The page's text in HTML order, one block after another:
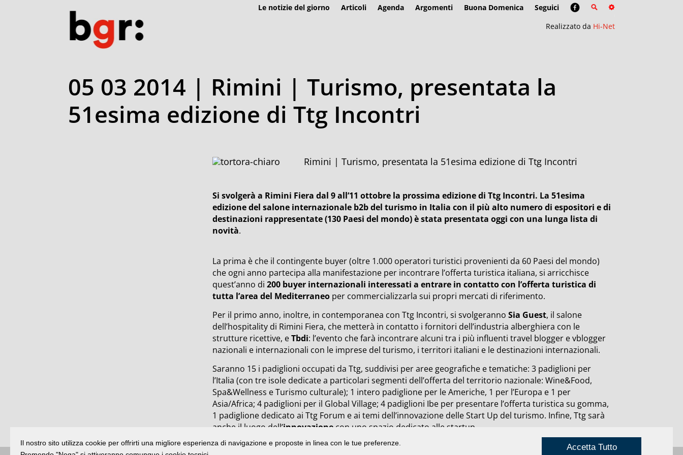
Le notizie del giorno Articoli Agenda Argomenti Buona Domenica
Seguici
Realizzato da Hi-Net
05 03 2014 | Rimini | Turismo, presentata la
51esima edizione di Ttg Incontri
Rimini | Turismo, presentata la 51esima edizione di Ttg Incontri
Si svolgerà a Rimini Fiera dal 9 all’11 ottobre la prossima edizione di Ttg Incontri. La 51esima
edizione del salone internazionale b2b del turismo in Italia con il più alto numero di espositori e di
destinazioni rappresentate (130 Paesi del mondo) è stata presentata oggi con una lunga lista di
novità.
La prima è che il contingente buyer (oltre 1.000 operatori turistici provenienti da 60 Paesi del mondo)
che ogni anno partecipa alla manifestazione per incontrare l’offerta turistica italiana, si arricchisce
quest’anno di 200 buyer internazionali interessati a entrare in contatto con l’offerta turistica di
tutta l’area del Mediterraneoper commercializzarla sui propri mercati di riferimento.
Per il primo anno, inoltre, in contemporanea con Ttg Incontri, si svolgeranno Sia Guest, il salone
dell’hospitality di Rimini Fiera, che metterà in contatto i fornitori dell’industria alberghiera con le
strutture ricettive, eTbdi: l’evento che farà incontrare alcuni tra i più influenti travel blogger e vblogger
nazionali e internazionali con le imprese del turismo, i territori italiani e le destinazioni internazionali.
Saranno 15 i padiglioni occupati da Ttg, suddivisi per aree geografiche e tematiche: 3 padiglioni per
l’Italia (con tre isole dedicate a particolari segmenti dell’offerta del territorio nazionale: Wine&Food,
Spa&Wellness e Turismo culturale); 1 intero padiglione per le Americhe, 1 per l’Europa e 1 per
Asia/Africa; 4 padiglioni per il Global Village; 4 padiglioni Ibe per presentare l’offerta turistica su gomma,
1 padiglione dedicato ai Ttg Forum e ai temi dell’innovazione delle Start Up del turismo. Infine, Ttg sarà
anche il luogo dell’innovazionecon uno spazio dedicato alle startup.
Il nostro sito utilizza cookie per offrirti una migliore esperienza di navigazione e proposte in linea con le tue preferenze.
Accetta Tutto